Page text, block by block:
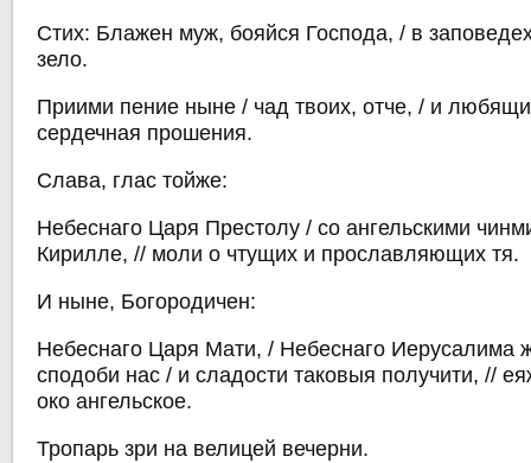
Стих: Блажен муж, бояйся Господа, / в
зело.
Приими пение ныне / чад твоих, отче, / и
сердечная прошения.
Слава, глас тойже:
Небеснаго Царя Престолу / со ангельскими
Кирилле, // моли о чтущих и прославляющих тя.
И ныне, Богородичен:
Небеснаго Царя Мати, / Небеснаго Иерусалима
сподоби нас / и сладости таковыя получити, //
око ангельское.
Тропарь зри на велицей вечерни.